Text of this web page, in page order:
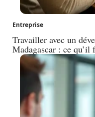
Entreprise
Travailler avec un
Madagascar : ce qu’il